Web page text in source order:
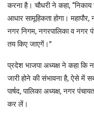
करना है। चौधरी ने कहा,
आधार सामूहिकता होगा।
नगर निगम, नगरपालिका व नगर
तय किए जाएगें।”
प्रदेश भाजपा अध्यक्ष ने कहा कि
जारी होने की संभावना है, ऐसे में
पार्षद, पालिका अध्यक्ष, नगर
कर लें।